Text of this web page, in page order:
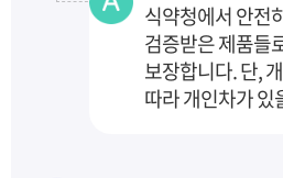
식약청에서 안전
검증받은 제품들
보장합니다.단,
따라 개인차가 있